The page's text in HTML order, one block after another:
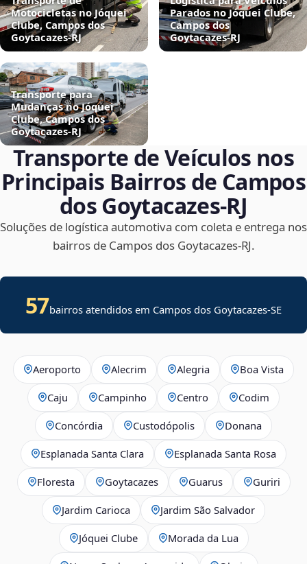
Motocicletas no Jóquei
Clube, Campos dos
Goytacazes‑RJ
Parados no Jóquei Clube,
Campos dos
Goytacazes‑RJ
Transporte para
Mudanças no Jóquei
Clube, Campos dos
Goytacazes‑RJ
Transporte de Veículos nos
Principais Bairros de Campos
dos Goytacazes‑RJ
Soluções de logística automotiva com coleta e entrega nos
bairros de Campos dos Goytacazes‑RJ.
57bairros atendidos em Campos dos Goytacazes-SE
Aeroporto Alecrim Alegria Boa Vista
Caju Campinho Centro Codim
Concórdia Custodópolis Donana
Esplanada Santa Clara Esplanada Santa Rosa
Floresta Goytacazes Guarus Guriri
Jardim Carioca Jardim São Salvador
Jóquei Clube Morada da Lua